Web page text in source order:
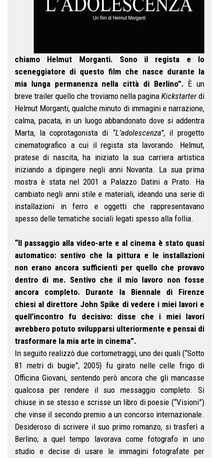
chiamo Helmut Morganti. Sono il regista e lo
sceneggiatore di questo film che nasce durante la
mia lunga permanenza nella città di Berlino”. È un
breve trailer quello che troviamo nella pagina Kickstarterdi
Helmut Morganti, qualche minuto di immagini e narrazione,
calma, pacata, in un luogo abbandonato dove si addentra
Marta, la coprotagonista di “L’adolescenza”, il progetto
cinematografico a cui il regista sta lavorando. Helmut,
pratese di nascita, ha iniziato la sua carriera artistica
iniziando a dipingere negli anni Novanta. La sua prima
mostra è stata nel 2001 a Palazzo Datini a Prato. Ha
cambiato negli anni stile e materiali, ideando una serie di
installazioni in ferro e oggetti che rappresentavano
spesso delle tematiche sociali legati spesso alla follia.
“Il passaggio alla video-arte e al cinema è stato quasi
automatico: sentivo che la pittura e le installazioni
non erano ancora sufficienti per quello che provavo
dentro di me. Sentivo che il mio lavoro non fosse
ancora completo. Durante la Biennale di Firenze
chiesi al direttore John Spike di vedere i miei lavori e
quell’incontro fu decisivo: disse che i miei lavori
avrebbero potuto svilupparsi ulteriormente e pensai di
trasformare la mia arte in cinema”.
In seguito realizzò due cortometraggi, uno dei quali (“Sotto
81 metri di bugie”, 2005) fu girato nelle celle frigo di
Officina Giovani, sentendo però ancora che gli mancasse
qualcosa per rendere il suo messaggio completo. Si
chiuse in se stesso e scrisse un libro di poesie (“Visioni”)
che vinse il secondo premio a un concorso internazionale.
Desideroso di scrivere il suo primo romanzo, si trasferì a
Berlino; a quel tempo lavorava come fotografo in uno
studio e decise di usare le immagini fotografate per